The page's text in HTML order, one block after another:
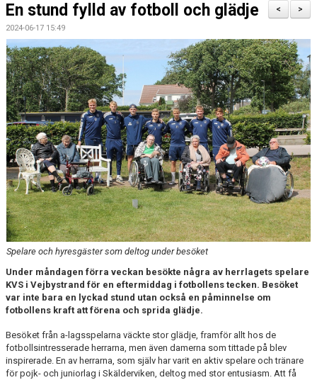
LÄNKAR
MEDLEMS OCH TRÄNINGSAVGIFTER
>
<
En stund fylld av fotboll och glädje
2024-06-17 15:49
Spelare och hyresgäster som deltog under besöket
Under måndagen förra veckan besökte några av herrlagets spelare
KVS i Vejbystrand för en eftermiddag i fotbollens tecken. Besöket
var inte bara en lyckad stund utan också en påminnelse om
fotbollens kraft att förena och sprida glädje.
Besöket från a-lagsspelarna väckte stor glädje, framför allt hos de
fotbollsintresserade herrarna, men även damerna som tittade på blev
inspirerade. En av herrarna, som själv har varit en aktiv spelare och tränare
för pojk- och juniorlag i Skälderviken, deltog med stor entusiasm. Att få